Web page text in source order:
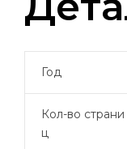
Год
Кол-во страни
ц